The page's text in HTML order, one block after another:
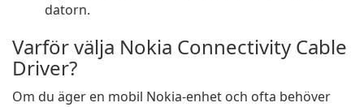
datorn.
Varför välja Nokia Connectivity Cable
Driver?
Om du äger en mobil Nokia-enhet och ofta behöver